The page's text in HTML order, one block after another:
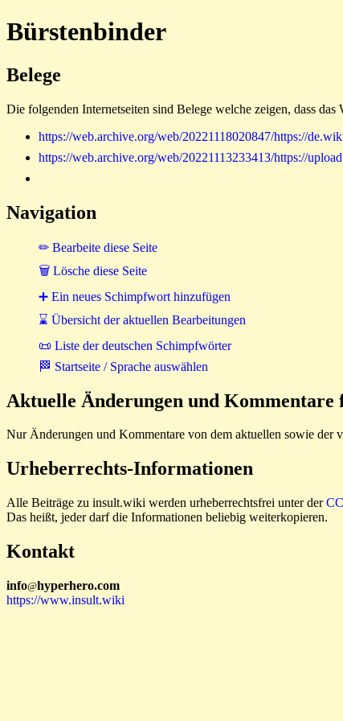
Bürstenbinder
Belege
Die folgenden Internetseiten sind Belege welche zeigen, dass das
https://web.archive.org/web/20221118020847/https://
https://web.archive.org/web/20221113233413/https://
Navigation
✏ Bearbeite diese Seite
🗑 Lösche diese Seite
➕ Ein neues Schimpfwort hinzufügen
⌛ Übersicht der aktuellen Bearbeitungen
📜 Liste der deutschen Schimpfwörter
🏁 Startseite / Sprache auswählen
Aktuelle Änderungen und Kommentare
Nur Änderungen und Kommentare von dem aktuellen sowie der
Urheberrechts-Informationen
Alle Beiträge zu insult.wiki werden urheberrechtsfrei unter der
Das heißt, jeder darf die Informationen beliebig weiterkopieren.
Kontakt
info@hyperhero.com
https://www.insult.wiki